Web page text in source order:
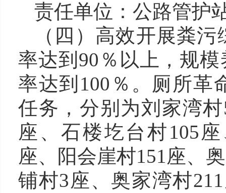
责任单位： 公路管护
（ 四 ） 高效开展粪污
率达到90％以上，规
率达到100％。 厕所革
任务，分别为刘家湾村
座 、石楼圪台村105
座、阳会崖村151座、
铺村3座、奥家湾村